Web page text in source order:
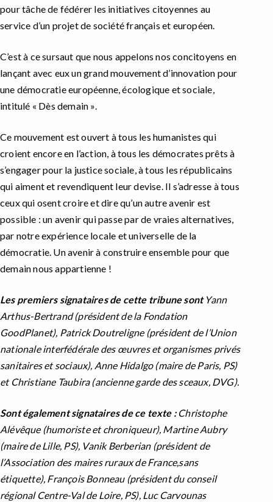
pour tâche de fédérer les initiatives citoyennes au
service d’un projet de société français et européen.
C’est à ce sursaut que nous appelons nos concitoyens en
lançant avec eux un grand mouvement d’innovation pour
une démocratie européenne, écologique et sociale,
intitulé « Dès demain ».
Ce mouvement est ouvert à tous les humanistes qui
croient encore en l’action, à tous les démocrates prêts à
s’engager pour la justice sociale, à tous les républicains
qui aiment et revendiquent leur devise. Il s’adresse à tous
ceux qui osent croire et dire qu’un autre avenir est
possible : un avenir qui passe par de vraies alternatives,
par notre expérience locale et universelle de la
démocratie. Un avenir à construire ensemble pour que
demain nous appartienne !
Les premiers signataires de cette tribune sont Yann
Arthus-Bertrand (président de la Fondation
GoodPlanet), Patrick Doutreligne (président de l’Union
nationale interfédérale des œuvres et organismes privés
sanitaires et sociaux), Anne Hidalgo (maire de Paris, PS)
et Christiane Taubira (ancienne garde des sceaux, DVG).
Sont également signataires de ce texte : Christophe
Alévêque (humoriste et chroniqueur), Martine Aubry
(maire de Lille, PS), Vanik Berberian (président de
l’Association des maires ruraux de France,sans
étiquette), François Bonneau (président du conseil
régional Centre-Val de Loire, PS), Luc Carvounas